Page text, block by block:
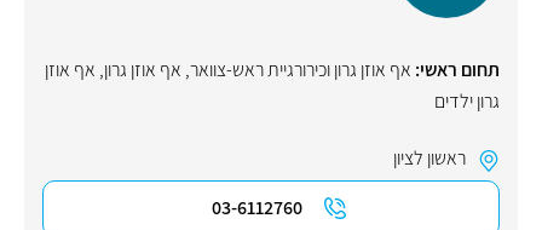
תחום ראשי: אף אוזן גרון וכירורגיית ראש-צוואר, אף אוזן גרון, אף אוזן
גרון ילדים
ראשון לציון
03-6112760